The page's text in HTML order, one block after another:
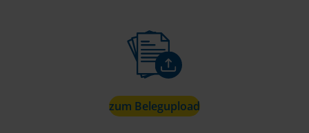
zum Belegupload